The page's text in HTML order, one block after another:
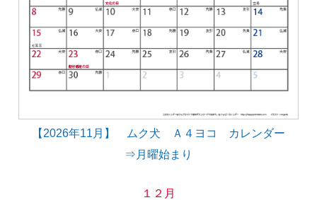
【2026年11月】 ムク犬 Ａ４ヨコ カレンダー
⇒月曜始まり
１２月